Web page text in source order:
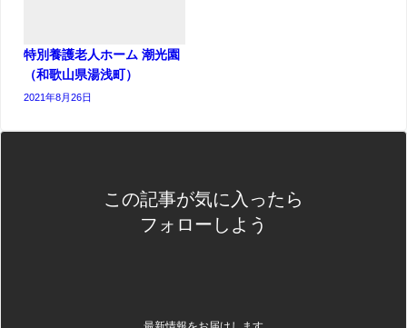
特別養護老人ホーム 潮光園
（和歌山県湯浅町）
2021年8月26日
この記事が気に入ったら
フォローしよう